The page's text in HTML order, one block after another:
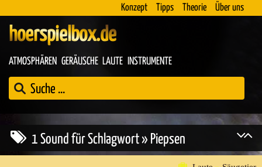
Konzept Tipps Theorie Über uns
hoerspielbox.de
ATMOSPHÄREN GERÄUSCHE LAUTE INSTRUMENTE
1 Sound für Schlagwort » Piepsen